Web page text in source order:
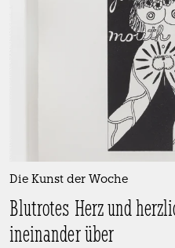
Die Kunst der Woche
Blutrotes Herz und
ineinander über